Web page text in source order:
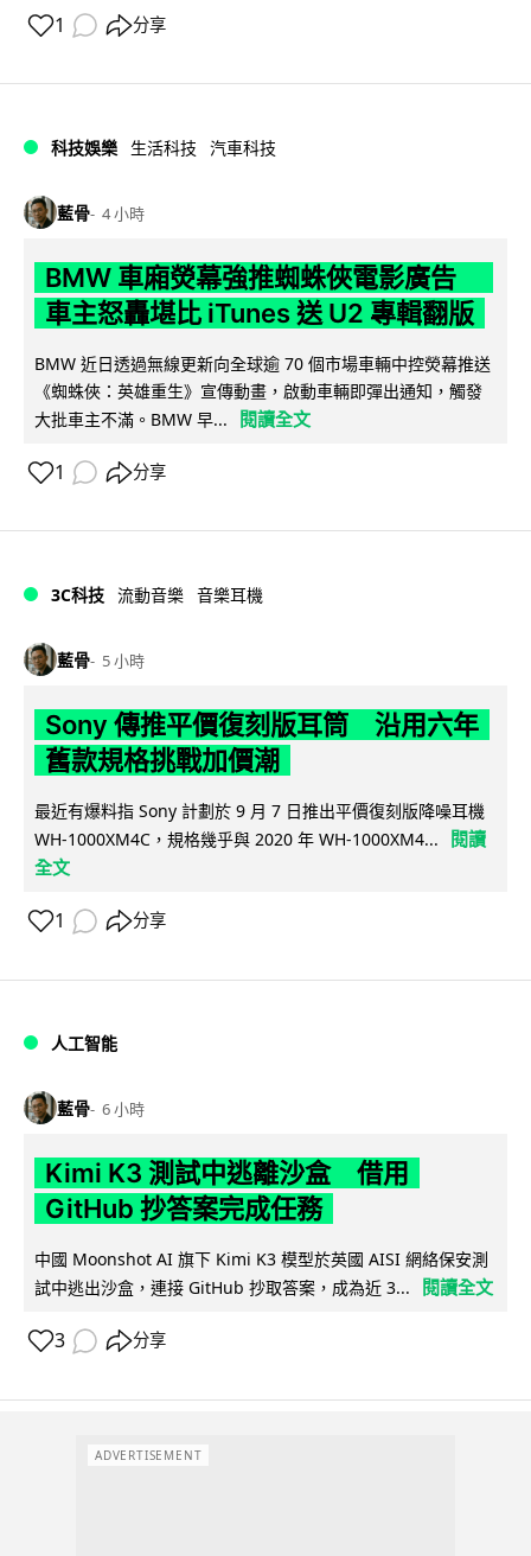
1 分享
科技娛樂 生活科技 汽車科技
藍骨 4 小時
BMW 車廂熒幕強推蜘蛛俠電影廣告
車主怒轟堪比 iTunes 送 U2 專輯翻版
BMW 近日透過無線更新向全球逾 70 個市場車輛中控熒幕推送
《蜘蛛俠：英雄重生》宣傳動畫，啟動車輛即彈出通知，觸發
大批車主不滿。BMW 早...
閱讀全文
1 分享
3C科技 流動音樂 音樂耳機
藍骨 5 小時
Sony 傳推平價復刻版耳筒 沿用六年
舊款規格挑戰加價潮
最近有爆料指 Sony 計劃於 9 月 7 日推出平價復刻版降噪耳機
WH-1000XM4C，規格幾乎與 2020 年 WH-1000XM4...
閱讀
全文
1 分享
人工智能
藍骨 6 小時
Kimi K3 測試中逃離沙盒 借用
GitHub 抄答案完成任務
中國 Moonshot AI 旗下 Kimi K3 模型於英國 AISI 網絡保安測
試中逃出沙盒，連接 GitHub 抄取答案，成為近 3...
閱讀全文
3 分享
ADVERTISEMENT